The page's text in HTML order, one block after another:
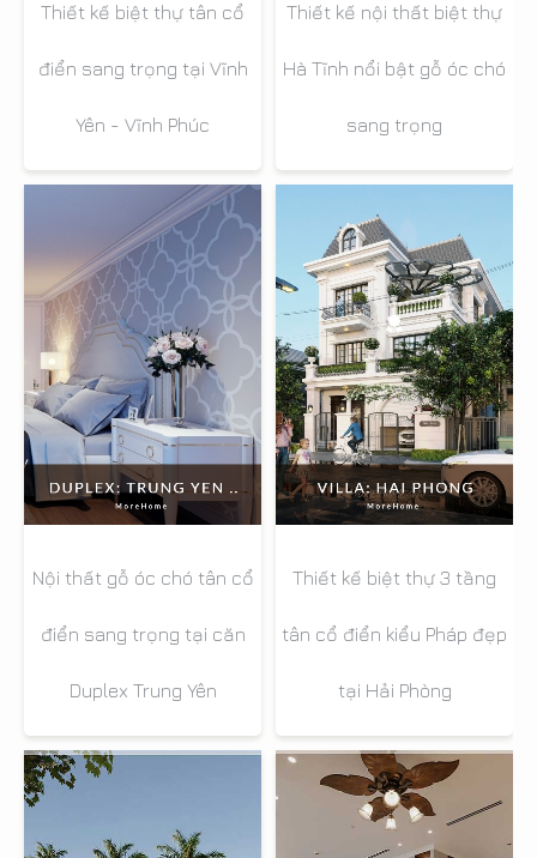
Thiết kế biệt thự tân cổ
điển sang trọng tại Vĩnh
Yên - Vĩnh Phúc
Thiết kế nội thất biệt thự
Hà Tĩnh nổi bật gỗ óc chó
sang trọng
Nội thất gỗ óc chó tân cổ
điển sang trọng tại căn
Duplex Trung Yên
Thiết kế biệt thự 3 tầng
tân cổ điển kiểu Pháp đẹp
tại Hải Phòng